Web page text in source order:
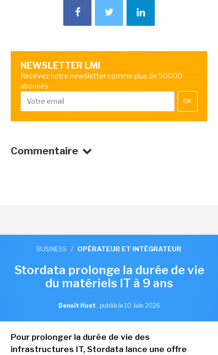
NEWSLETTER LMI
Recevez notre newsletter comme plus de 50000
abonnés
OK
Commentaire
BUSINESS / OPÉRATEUR ET INTÉGRATEUR
Stordata prolonge la durée de vie
du matériels IT à 9 ans
Benoît Huet , publié le 10 Juin 2026
Pour prolonger la durée de vie des
infrastructures IT, Stordata lance une offre